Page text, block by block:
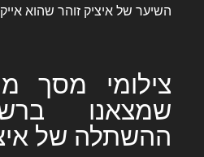
השיער של איציק זוהר שהוא
צילומי מסך
שמצאנו
ההשתלה של